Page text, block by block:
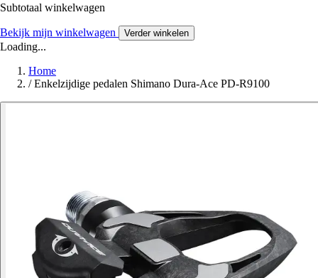
Subtotaal winkelwagen
Bekijk mijn winkelwagen Verder winkelen
Loading...
Home
/ Enkelzijdige pedalen Shimano Dura-Ace PD-R9100